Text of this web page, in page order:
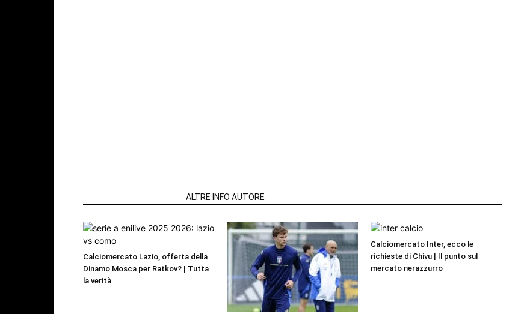
ALTRE INFO AUTORE
Calciomercato Lazio, offerta della
Dinamo Mosca per Ratkov? | Tutta
la verità
Calciomercato Inter, ecco le
richieste di Chivu | Il punto sul
mercato nerazzurro